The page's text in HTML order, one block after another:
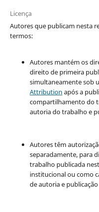
Licença
Autores que publicam nesta
termos:
Autores mantém os
direito de primeira
simultaneamente sob
Attribution após a
compartilhamento do
autoria do trabalho e
Autores têm
separadamente, para
trabalho publicada
institucional ou como
de autoria e